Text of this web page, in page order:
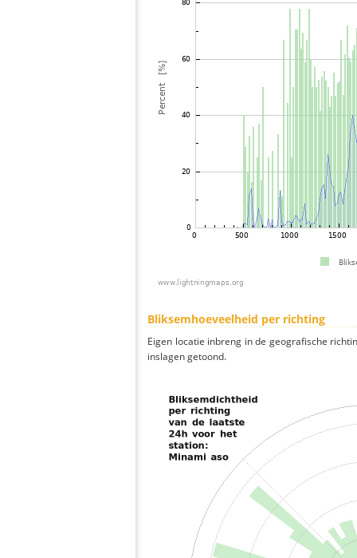
Bliksemhoeveelheid per richting
Eigen locatie inbreng in de geografische
inslagen getoond.